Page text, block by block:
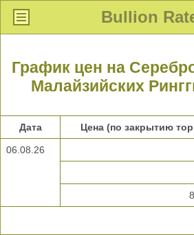
Bullion
График цен на
Малайзийских
Дата Цена (по закрытию
06.08.26